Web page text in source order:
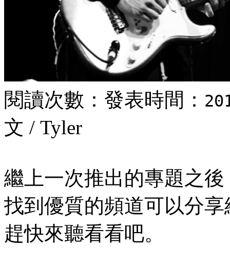
閱讀次數： 發表時間：
文 / Tyler
繼上一次推出的專題之
找到優質的頻道可以分
趕快來聽看看吧。